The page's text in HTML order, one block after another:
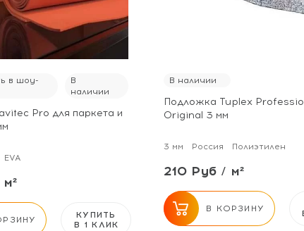
в шоу-
В
наличии
Pro для паркета и
EVA
КУПИТЬ
В 1 КЛИК
В наличии
Подложка Tuplex
Original 3 мм
3 мм Россия Полиэтилен
210 Руб / м²
В КОРЗИНУ